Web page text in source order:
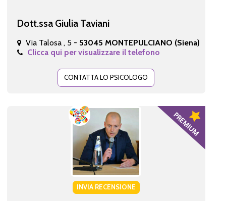
Dott.ssa Giulia Taviani
Via Talosa , 5 - 53045 MONTEPULCIANO (Siena)
Clicca qui per visualizzare il telefono
CONTATTA LO PSICOLOGO
INVIA RECENSIONE